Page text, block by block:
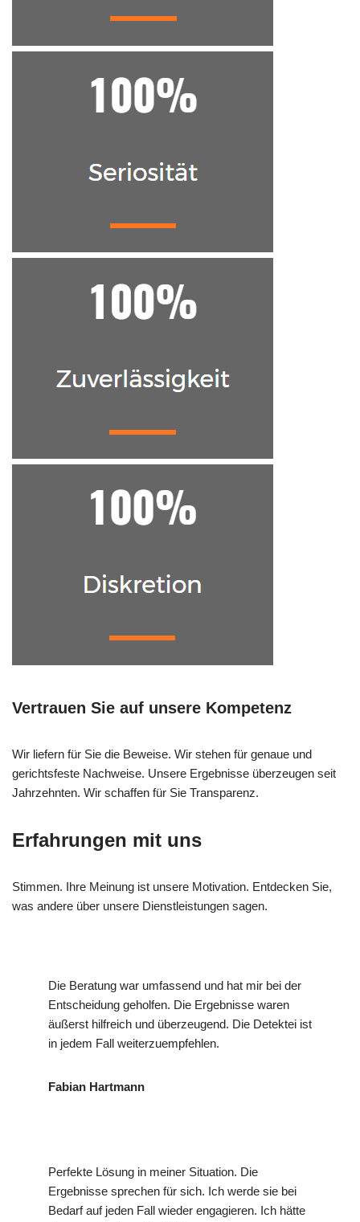
Vertrauen Sie auf unsere Kompetenz
Wir liefern für Sie die Beweise. Wir stehen für genaue und
gerichtsfeste Nachweise. Unsere Ergebnisse überzeugen seit
Jahrzehnten. Wir schaffen für Sie Transparenz.
Erfahrungen mit uns
Stimmen. Ihre Meinung ist unsere Motivation. Entdecken Sie,
was andere über unsere Dienstleistungen sagen.
Die Beratung war umfassend und hat mir bei der
Entscheidung geholfen. Die Ergebnisse waren
äußerst hilfreich und überzeugend. Die Detektei ist
in jedem Fall weiterzuempfehlen.
Fabian Hartmann
Perfekte Lösung in meiner Situation. Die
Ergebnisse sprechen für sich. Ich werde sie bei
Bedarf auf jeden Fall wieder engagieren. Ich hätte